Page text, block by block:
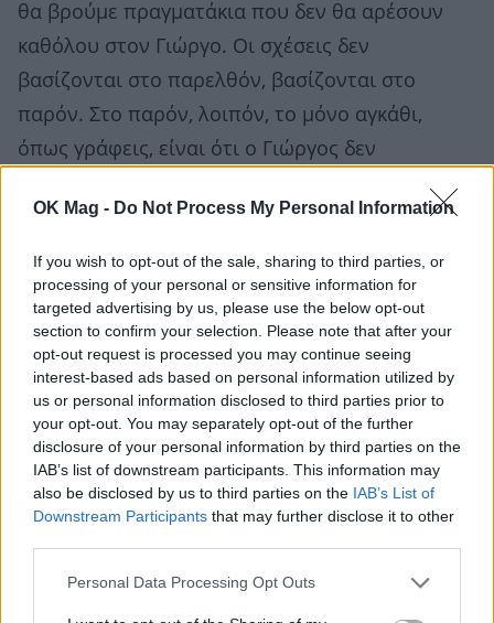
OK Mag - Do Not Process My Personal Information
If you wish to opt-out of the sale, sharing to third parties, or
processing of your personal or sensitive information for
targeted advertising by us, please use the below opt-out
section to confirm your selection. Please note that after your
opt-out request is processed you may continue seeing
interest-based ads based on personal information utilized by
us or personal information disclosed to third parties prior to
your opt-out. You may separately opt-out of the further
disclosure of your personal information by third parties on the
IAB’s list of downstream participants. This information may
also be disclosed by us to third parties on the IAB’s List of
Downstream Participants that may further disclose it to other
Personal Data Processing Opt Outs
θα βρούμε πραγματάκια που δεν θα αρέσουν
καθόλου στον Γιώργο. Οι σχέσεις δεν
βασίζονται στο παρελθόν, βασίζονται στο
παρόν. Στο παρόν, λοιπόν, το μόνο αγκάθι,
όπως γράφεις, είναι ότι ο Γιώργος δεν
είναι αρκετό για να αναζητήσεις αλλού τη
συντροφικότητα, τότε το μόνο που έχεις να
κάνεις είναι να το εκφράσεις και να
αποχωρήσεις. Σε καμία περίπτωση δεν έχεις το
δικαίωμα να ψάχνεις κινητά. Αν τυχόν θέλεις να
μάθεις για τη σεξουαλικότητα του Γιώργου,
μπορείς να τον ρωτήσεις, κι αυτό δεν έχει σχέση
με το application.
δικαίως θα χάσεις και τον Γιώργο. Δεν είναι